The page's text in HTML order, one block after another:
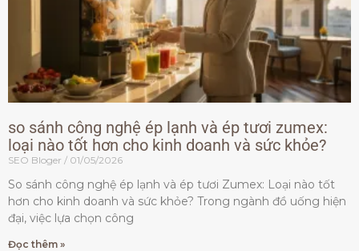
so sánh công nghệ ép lạnh và ép tươi zumex:
loại nào tốt hơn cho kinh doanh và sức khỏe?
SEO Bloger 01/05/2026
So sánh công nghệ ép lạnh và ép tươi Zumex: Loại nào tốt
hơn cho kinh doanh và sức khỏe? Trong ngành đồ uống hiện
đại, việc lựa chọn công
Đọc thêm »